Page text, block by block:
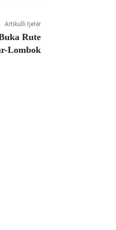
Artikulli tjetër
Rute
Lombok